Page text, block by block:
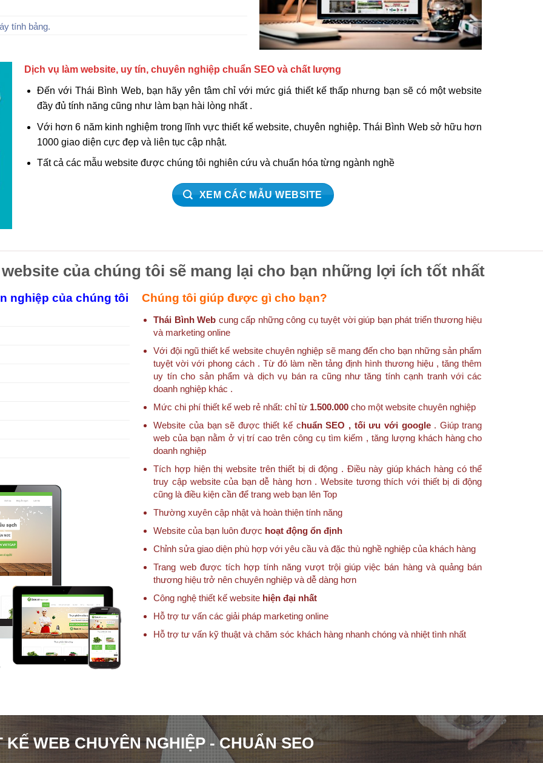
tính bảng.
Dịch vụ làm website, uy tín, chuyên nghiệp chuẩn SEO và chất lượng
Đến với Thái Bình Web, bạn hãy yên tâm chỉ với mức giá thiết kế thấp nhưng bạn sẽ có một website
đầy đủ tính năng cũng như làm bạn hài lòng nhất .
Với hơn 6 năm kinh nghiệm trong lĩnh vực thiết kế website, chuyên nghiệp. Thái Bình Web sở hữu hơn
1000 giao diện cực đẹp và liên tục cập nhật.
Tất cả các mẫu website được chúng tôi nghiên cứu và chuẩn hóa từng ngành nghề
XEM CÁC MẪU WEBSITE
của chúng tôi sẽ mang lại cho bạn những lợi ích tốt nhất
nghiệp của chúng tôi Chúng tôi giúp được gì cho bạn?
Thái Bình Web cung cấp những công cụ tuyệt vời giúp bạn phát triển thương hiệu
và marketing online
Với đội ngũ thiết kế website chuyên nghiệp sẽ mang đến cho bạn những sản phẩm
tuyệt vời với phong cách . Từ đó làm nền tảng định hình thương hiệu , tăng thêm
uy tín cho sản phẩm và dịch vụ bán ra cũng như tăng tính cạnh tranh với các
doanh nghiệp khác .
Mức chi phí thiết kế web rẻ nhất: chỉ từ 1.500.000 cho một website chuyên nghiệp
Website của bạn sẽ được thiết kế chuẩn SEO , tối ưu với google. Giúp trang
web của bạn nằm ở vị trí cao trên công cụ tìm kiếm , tăng lượng khách hàng cho
doanh nghiệp
Tích hợp hiện thị website trên thiết bị di động . Điều này giúp khách hàng có thể
truy cập website của bạn dễ hàng hơn . Website tương thích với thiết bị di động
cũng là điều kiện cần để trang web bạn lên Top
Thường xuyên cập nhật và hoàn thiện tính năng
Website của bạn luôn được hoạt động ổn định
Chỉnh sửa giao diện phù hợp với yêu cầu và đặc thù nghề nghiệp của khách hàng
Trang web được tích hợp tính năng vượt trội giúp việc bán hàng và quảng bán
thương hiệu trở nên chuyên nghiệp và dễ dàng hơn
Công nghệ thiết kế website hiện đại nhất
Hỗ trợ tư vấn các giải pháp marketing online
Hỗ trợ tư vấn kỹ thuật và chăm sóc khách hàng nhanh chóng và nhiệt tình nhất
KẾ WEB CHUYÊN NGHIỆP - CHUẨN SEO